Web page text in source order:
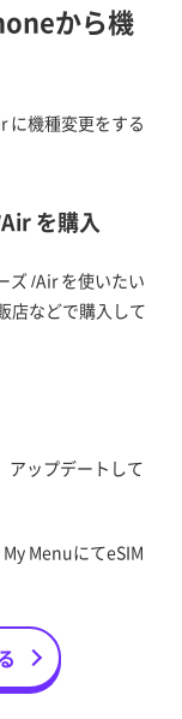
から機
に機種変更をする
を購入
ズ /Air を使いたい
店などで購入して
アップデートして
MenuにてeSIM